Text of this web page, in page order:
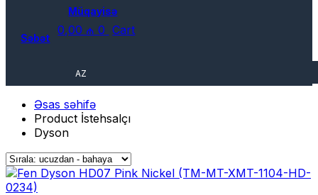
Müqayisə
0,00 ₼ 0 Cart
Səbət
AZ
Əsas səhifə
Product İstehsalçı
Dyson